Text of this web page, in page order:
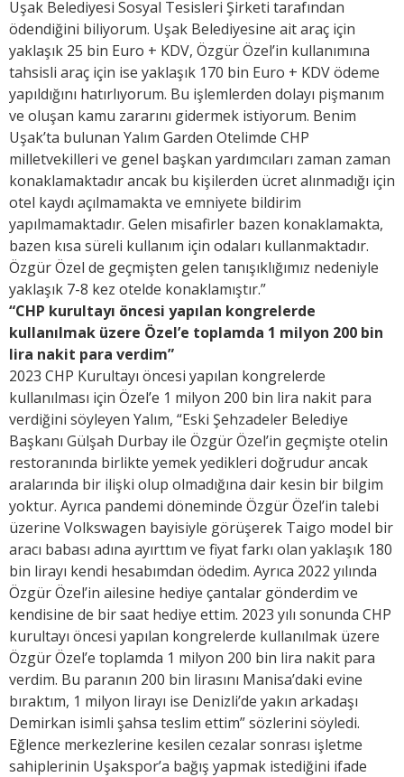
Uşak Belediyesi Sosyal Tesisleri Şirketi tarafından
ödendiğini biliyorum. Uşak Belediyesine ait araç için
yaklaşık 25 bin Euro + KDV, Özgür Özel’in kullanımına
tahsisli araç için ise yaklaşık 170 bin Euro + KDV ödeme
yapıldığını hatırlıyorum. Bu işlemlerden dolayı pişmanım
ve oluşan kamu zararını gidermek istiyorum. Benim
Uşak’ta bulunan Yalım Garden Otelimde CHP
milletvekilleri ve genel başkan yardımcıları zaman zaman
konaklamaktadır ancak bu kişilerden ücret alınmadığı için
otel kaydı açılmamakta ve emniyete bildirim
yapılmamaktadır. Gelen misafirler bazen konaklamakta,
bazen kısa süreli kullanım için odaları kullanmaktadır.
Özgür Özel de geçmişten gelen tanışıklığımız nedeniyle
yaklaşık 7-8 kez otelde konaklamıştır.”
“CHP kurultayı öncesi yapılan kongrelerde
kullanılmak üzere Özel’e toplamda 1 milyon 200 bin
lira nakit para verdim”
2023 CHP Kurultayı öncesi yapılan kongrelerde
kullanılması için Özel’e 1 milyon 200 bin lira nakit para
verdiğini söyleyen Yalım, “Eski Şehzadeler Belediye
Başkanı Gülşah Durbay ile Özgür Özel’in geçmişte otelin
restoranında birlikte yemek yedikleri doğrudur ancak
aralarında bir ilişki olup olmadığına dair kesin bir bilgim
yoktur. Ayrıca pandemi döneminde Özgür Özel’in talebi
üzerine Volkswagen bayisiyle görüşerek Taigo model bir
aracı babası adına ayırttım ve fiyat farkı olan yaklaşık 180
bin lirayı kendi hesabımdan ödedim. Ayrıca 2022 yılında
Özgür Özel’in ailesine hediye çantalar gönderdim ve
kendisine de bir saat hediye ettim. 2023 yılı sonunda CHP
kurultayı öncesi yapılan kongrelerde kullanılmak üzere
Özgür Özel’e toplamda 1 milyon 200 bin lira nakit para
verdim. Bu paranın 200 bin lirasını Manisa’daki evine
bıraktım, 1 milyon lirayı ise Denizli’de yakın arkadaşı
Demirkan isimli şahsa teslim ettim” sözlerini söyledi.
Eğlence merkezlerine kesilen cezalar sonrası işletme
sahiplerinin Uşakspor’a bağış yapmak istediğini ifade